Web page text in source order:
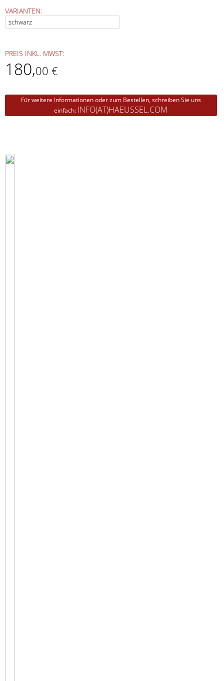
VARIANTEN:
PREIS INKL. MWST:
180,00 €
Für weitere Informationen oder zum Bestellen, schreiben Sie uns
einfach: INFO(AT)HAEUSSEL.COM